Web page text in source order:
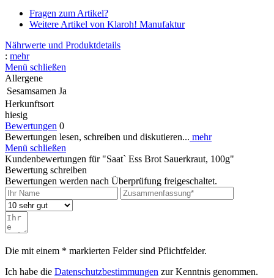
Fragen zum Artikel?
Weitere Artikel von Klaroh! Manufaktur
Nährwerte und Produktdetails
: mehr
Menü schließen
Allergene
Sesamsamen Ja
Herkunftsort
hiesig
Bewertungen 0
Bewertungen lesen, schreiben und diskutieren... mehr
Menü schließen
Kundenbewertungen für "Saat` Ess Brot Sauerkraut, 100g"
Bewertung schreiben
Bewertungen werden nach Überprüfung freigeschaltet.
Die mit einem * markierten Felder sind Pflichtfelder.
Ich habe die Datenschutzbestimmungen zur Kenntnis genommen.